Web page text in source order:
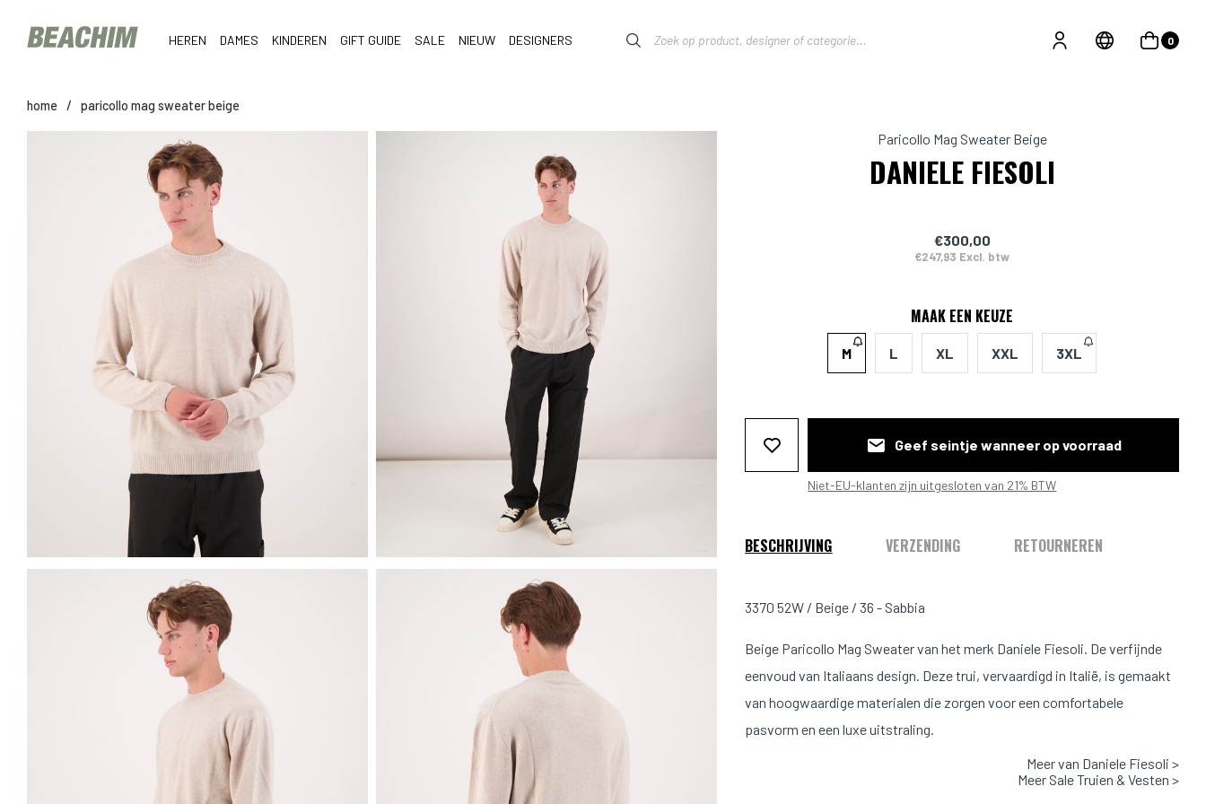
HEREN DAMES KINDEREN GIFT GUIDE SALE NIEUW DESIGNERS 0
home / paricollo mag sweater beige
Paricollo Mag Sweater Beige
DANIELE FIESOLI
€300,00
€247,93 Excl. btw
MAAK EEN KEUZE
M L XL XXL 3XL
Geef seintje wanneer op voorraad
Niet-EU-klanten zijn uitgesloten van 21% BTW
BESCHRIJVING VERZENDING RETOURNEREN
3370 52W / Beige / 36 - Sabbia
Beige Paricollo Mag Sweater van het merk Daniele Fiesoli. De verfijnde
eenvoud van Italiaans design. Deze trui, vervaardigd in Italië, is gemaakt
van hoogwaardige materialen die zorgen voor een comfortabele
pasvorm en een luxe uitstraling.
Meer van Daniele Fiesoli >
Meer Sale Truien & Vesten >